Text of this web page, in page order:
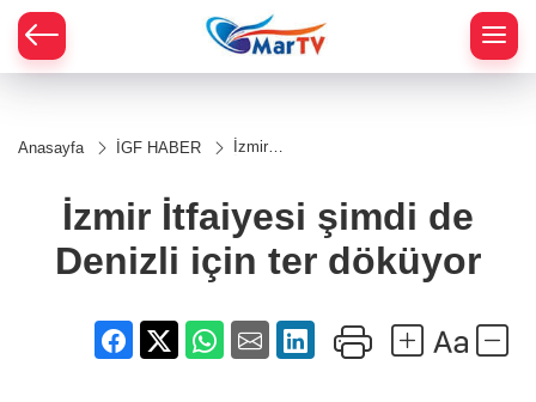
Anasayfa İGF HABER
İzmir
Denizli
için ter
döküyor
İzmir İtfaiyesi şimdi de
Denizli için ter döküyor